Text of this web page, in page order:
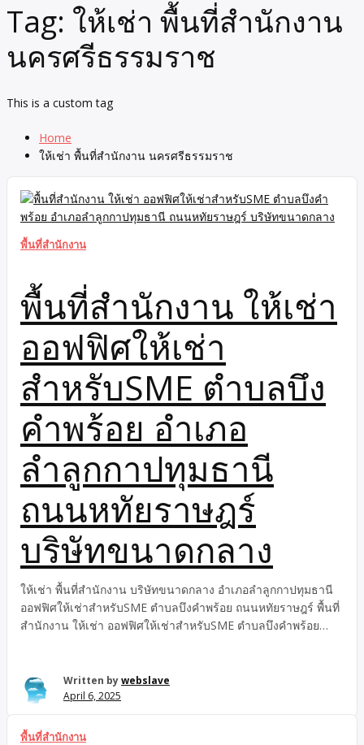
Tag: ให้เช่า พื้นที่สำนักงาน
นครศรีธรรมราช
This is a custom tag
Home
ให้เช่า พื้นที่สำนักงาน นครศรีธรรมราช
พื้นที่สำนักงาน
พื้นที่สำนักงาน ให้เช่า
ออฟฟิศให้เช่า
สำหรับSME ตำบลบึง
คำพร้อย อำเภอ
ลำลูกกาปทุมธานี
ถนนหทัยราษฎร์
บริษัทขนาดกลาง
ให้เช่า พื้นที่สำนักงาน บริษัทขนาดกลาง อำเภอลำลูกกาปทุมธานี
ออฟฟิศให้เช่าสำหรับSME ตำบลบึงคำพร้อย ถนนหทัยราษฎร์ พื้นที่
สำนักงาน ให้เช่า ออฟฟิศให้เช่าสำหรับSME ตำบลบึงคำพร้อย
ออฟฟิศให้เช่าสำหรับSME ถนนหทัยราษฎร์ พื้นที่สำนักงาน ออฟฟิศ
ให้เช่าสำหรับSME บริษัทขนาดกลาง ถนนหทัยราษฎร์ ตำบลบึงคำ
กลาง-ใหญ่ ใกล้ระบบขนส่งมวลชน ออฟฟิศให้เช่าสำหรับSME
Written bywebslave
April 6, 2025
พื้นที่สำนักงาน